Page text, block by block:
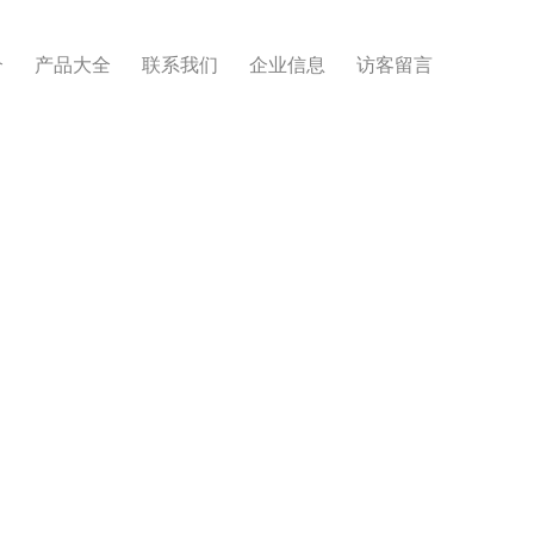
产品大全 联系我们 企业信息 访客留言